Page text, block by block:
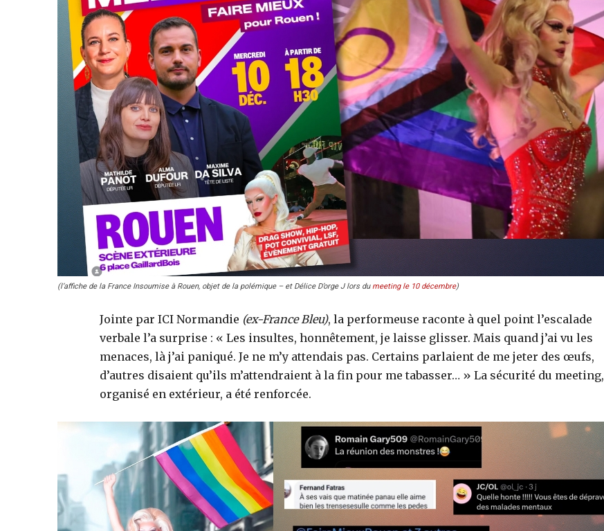
(l’affiche de la France Insoumise à Rouen, objet de la polémique – et Délice D’orge J lors du meeting le 10 décembre)
Jointe par ICI Normandie (ex-France Bleu), la performeuse raconte à quel point l’escalade
verbale l’a surprise : « Les insultes, honnêtement, je laisse glisser. Mais quand j’ai vu les
menaces, là j’ai paniqué. Je ne m’y attendais pas. Certains parlaient de me jeter des œufs,
d’autres disaient qu’ils m’attendraient à la fin pour me tabasser… » La sécurité du meeting,
organisé en extérieur, a été renforcée.